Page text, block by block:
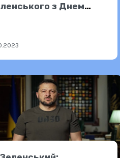
з Днем